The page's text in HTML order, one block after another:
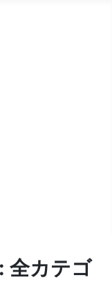
全カテゴ